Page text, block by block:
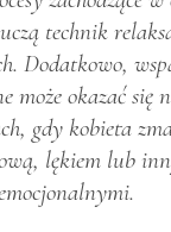
technik
Dodatkowo,
może okazać się
gdy kobieta
lękiem lub